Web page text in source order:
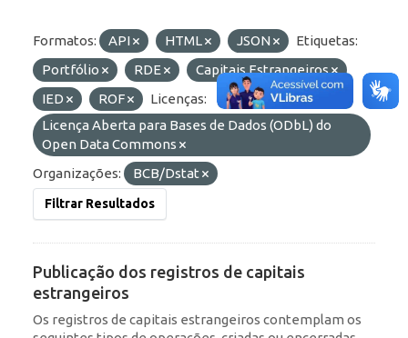
Formatos: API HTML JSON
Etiquetas:
Portfólio
RDE
Capitais Estrangeiros
IED
ROF
Licenças:
Licença Aberta para Bases de Dados (ODbL) do
Open Data Commons
Organizações:
BCB/Dstat
Filtrar Resultados
Publicação dos registros de capitais
estrangeiros
Os registros de capitais estrangeiros contemplam os